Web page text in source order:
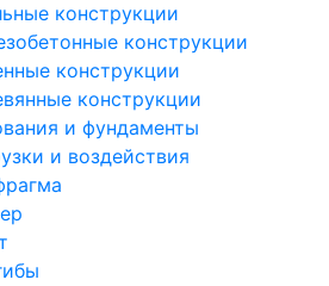
конструкции
конструкции
конструкции
конструкции
и фундаменты
и воздействия